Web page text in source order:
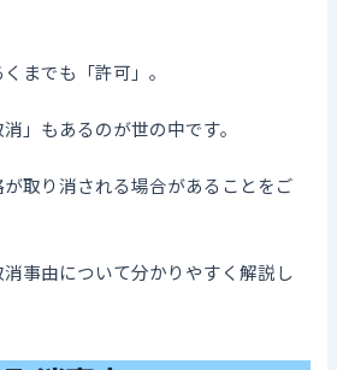
までも「許可」。
」もあるのが世の中です。
取り消される場合があることをご
事由について分かりやすく解説し